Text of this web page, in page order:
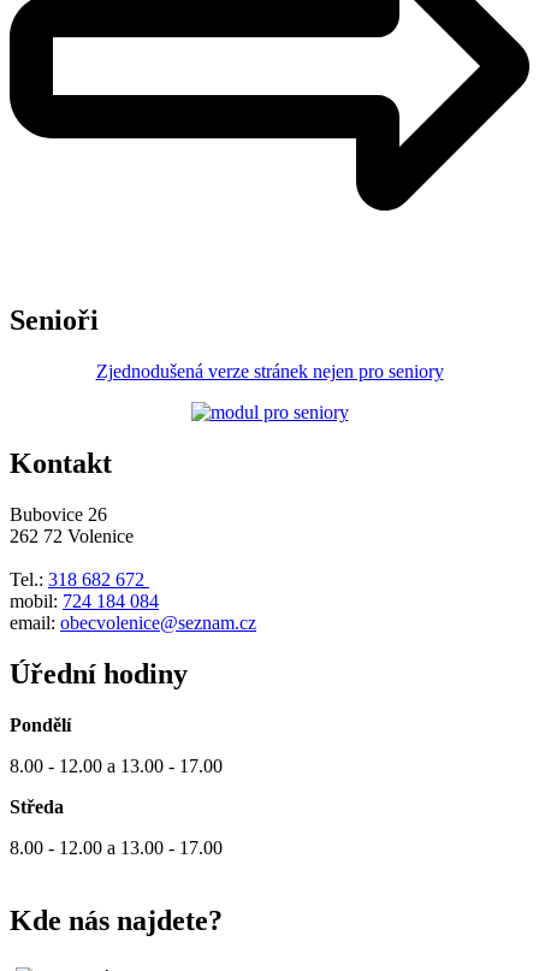
Senioři
Zjednodušená verze stránek nejen pro seniory
Kontakt
Bubovice 26
262 72 Volenice
Tel.: 318 682 672
mobil: 724 184 084
email: obecvolenice@seznam.cz
Úřední hodiny
Pondělí
8.00 - 12.00 a 13.00 - 17.00
Středa
8.00 - 12.00 a 13.00 - 17.00
Kde nás najdete?